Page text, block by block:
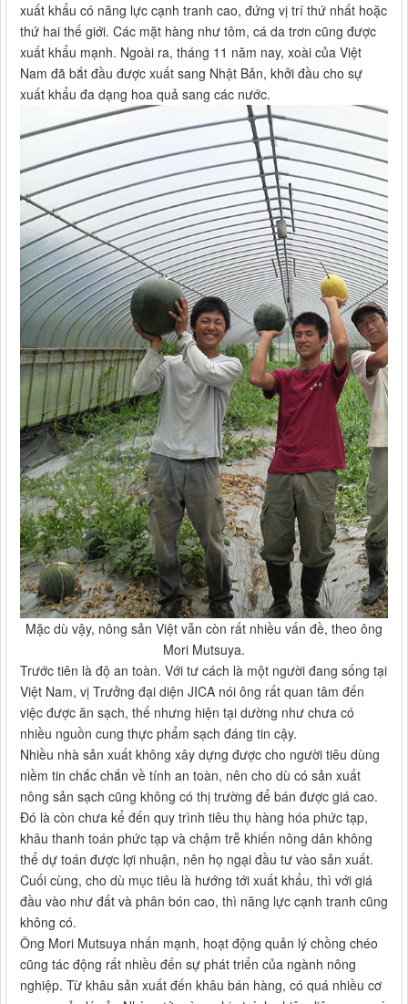
xuất khẩu có năng lực cạnh tranh cao, đứng vị trí thứ nhất hoặc
thứ hai thế giới. Các mặt hàng như tôm, cá da trơn cũng được
xuất khẩu mạnh. Ngoài ra, tháng 11 năm nay, xoài của Việt
Nam đã bắt đầu được xuất sang Nhật Bản, khởi đầu cho sự
xuất khẩu đa dạng hoa quả sang các nước.
Mặc dù vậy, nông sản Việt vẫn còn rất nhiều vấn đề, theo ông
Mori Mutsuya.
Trước tiên là độ an toàn. Với tư cách là một người đang sống tại
Việt Nam, vị Trưởng đại diện JICA nói ông rất quan tâm đến
việc được ăn sạch, thế nhưng hiện tại dường như chưa có
nhiều nguồn cung thực phẩm sạch đáng tin cậy.
Nhiều nhà sản xuất không xây dựng được cho người tiêu dùng
niềm tin chắc chắn về tính an toàn, nên cho dù có sản xuất
nông sản sạch cũng không có thị trường để bán được giá cao.
Đó là còn chưa kể đến quy trình tiêu thụ hàng hóa phức tạp,
khâu thanh toán phức tạp và chậm trễ khiến nông dân không
thể dự toán được lợi nhuận, nên họ ngại đầu tư vào sản xuất.
Cuối cùng, cho dù mục tiêu là hướng tới xuất khẩu, thì với giá
đầu vào như đất và phân bón cao, thì năng lực cạnh tranh cũng
không có.
Ông Mori Mutsuya nhấn mạnh, hoạt động quản lý chồng chéo
cũng tác động rất nhiều đến sự phát triển của ngành nông
nghiệp. Từ khâu sản xuất đến khâu bán hàng, có quá nhiều cơ